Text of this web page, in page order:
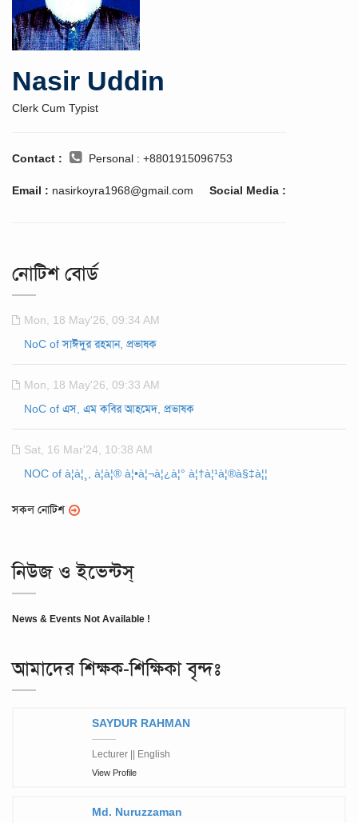
Nasir Uddin
Clerk Cum Typist
Contact : Personal : +8801915096753
Email : nasirkoyra1968@gmail.com Social Media :
নোটিশ বোর্ড
Mon, 18 May'26, 09:34 AM
NoC of সাঈদুর রহমান, প্রভাষক
Mon, 18 May'26, 09:33 AM
NoC of এস, এম কবির আহমেদ, প্রভাষক
Sat, 16 Mar'24, 10:38 AM
NOC of à¦à¦¸, à¦à¦® à¦•à¦¬à¦¿à¦° à¦†à¦¹à¦®à§‡à¦¦
সকল নোটিশ
নিউজ ও ইভেন্টস্
News & Events Not Available !
আমাদের শিক্ষক-শিক্ষিকা বৃন্দঃ
SAYDUR RAHMAN
Lecturer || English
View Profile
Md. Nuruzzaman